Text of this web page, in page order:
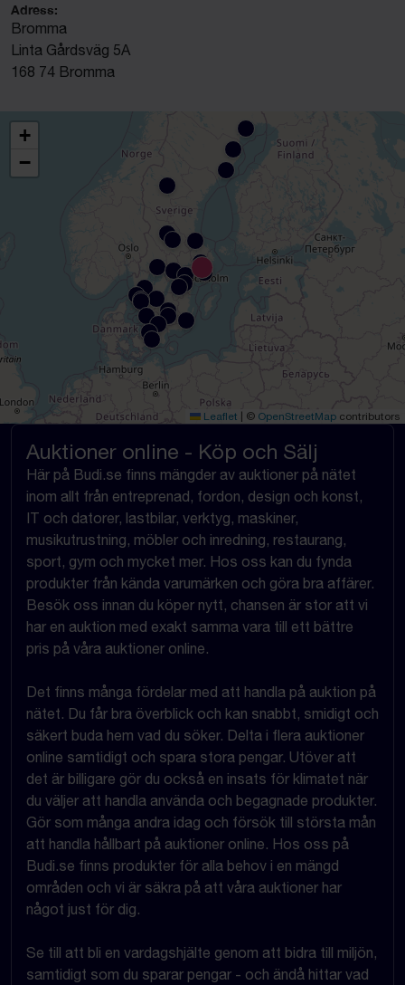
Adress:
Bromma
Linta Gårdsväg 5A
168 74 Bromma
+
−
Leaflet | © OpenStreetMap contributors
Auktioner online - Köp och Sälj
Här på Budi.se finns mängder av auktioner på nätet
inom allt från entreprenad, fordon, design och konst,
IT och datorer, lastbilar, verktyg, maskiner,
musikutrustning, möbler och inredning, restaurang,
sport, gym och mycket mer. Hos oss kan du fynda
produkter från kända varumärken och göra bra affärer.
Besök oss innan du köper nytt, chansen är stor att vi
har en auktion med exakt samma vara till ett bättre
pris på våra auktioner online.
Det finns många fördelar med att handla på auktion på
nätet. Du får bra överblick och kan snabbt, smidigt och
säkert buda hem vad du söker. Delta i flera auktioner
online samtidigt och spara stora pengar. Utöver att
det är billigare gör du också en insats för klimatet när
du väljer att handla använda och begagnade produkter.
Gör som många andra idag och försök till största mån
att handla hållbart på auktioner online. Hos oss på
Budi.se finns produkter för alla behov i en mängd
områden och vi är säkra på att våra auktioner har
något just för dig.
Se till att bli en vardagshjälte genom att bidra till miljön,
samtidigt som du sparar pengar - och ändå hittar vad